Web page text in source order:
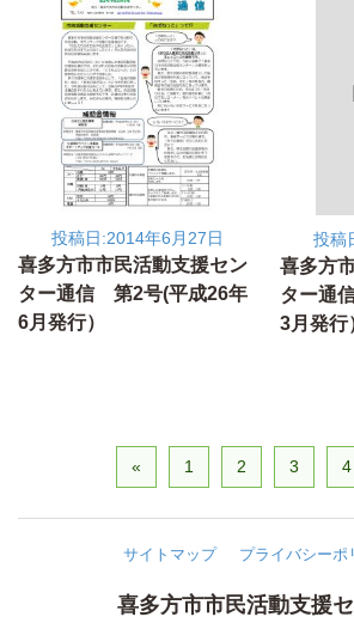
投稿日:2014年6月27日
喜多方市市民活動支援セン
ター通信 第2号(平成26年
6月発行）
投稿
喜多方
ター通
3月発行
« 1 2 3 4
喜多方市市民活動支援
サイトマップ プライバシーポ